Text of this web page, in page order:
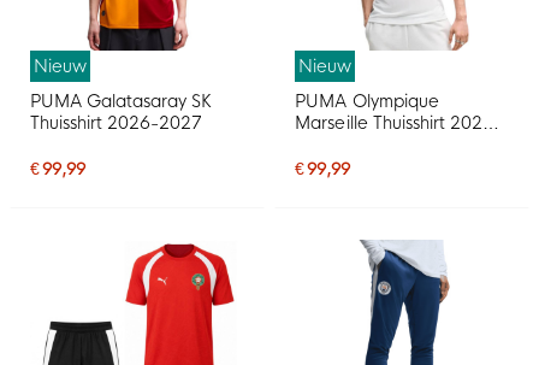
Nieuw
PUMA Galatasaray SK
Thuisshirt 2026-2027
€ 99,99
Nieuw
PUMA Olympique
Marseille Thuisshirt 2026-
€ 99,99